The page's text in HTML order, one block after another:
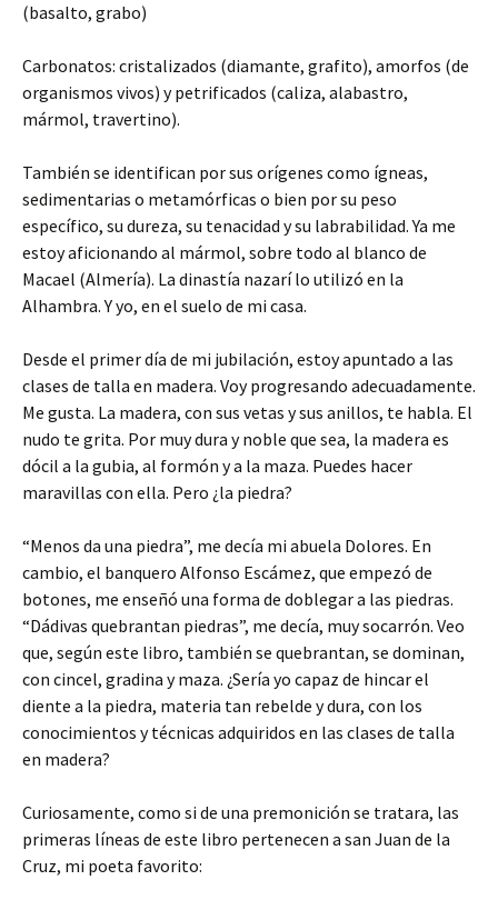
(basalto, grabo)
Carbonatos: cristalizados (diamante, grafito), amorfos (de
organismos vivos) y petrificados (caliza, alabastro,
mármol, travertino).
También se identifican por sus orígenes como ígneas,
sedimentarias o metamórficas o bien por su peso
específico, su dureza, su tenacidad y su labrabilidad. Ya me
estoy aficionando al mármol, sobre todo al blanco de
Macael (Almería). La dinastía nazarí lo utilizó en la
Alhambra. Y yo, en el suelo de mi casa.
Desde el primer día de mi jubilación, estoy apuntado a las
clases de talla en madera. Voy progresando adecuadamente.
Me gusta. La madera, con sus vetas y sus anillos, te habla. El
nudo te grita. Por muy dura y noble que sea, la madera es
dócil a la gubia, al formón y a la maza. Puedes hacer
maravillas con ella. Pero ¿la piedra?
“Menos da una piedra”, me decía mi abuela Dolores. En
cambio, el banquero Alfonso Escámez, que empezó de
botones, me enseñó una forma de doblegar a las piedras.
“Dádivas quebrantan piedras”, me decía, muy socarrón. Veo
que, según este libro, también se quebrantan, se dominan,
con cincel, gradina y maza. ¿Sería yo capaz de hincar el
diente a la piedra, materia tan rebelde y dura, con los
conocimientos y técnicas adquiridos en las clases de talla
en madera?
Curiosamente, como si de una premonición se tratara, las
primeras líneas de este libro pertenecen a san Juan de la
Cruz, mi poeta favorito: